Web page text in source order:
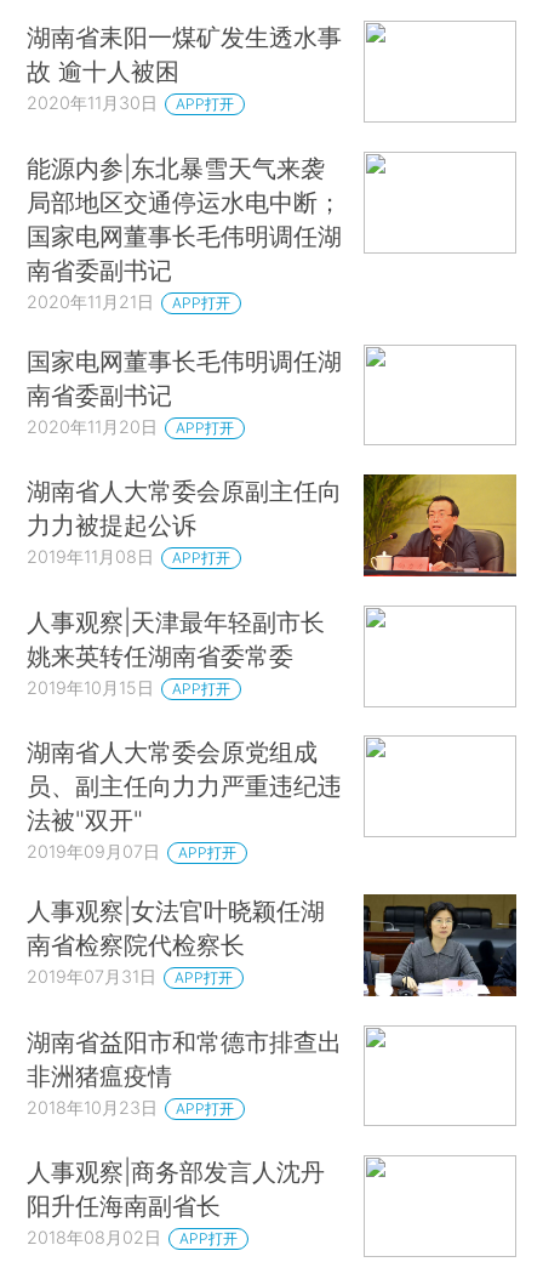
湖南省耒阳一煤矿发生透水事
故 逾十人被困
2020年11月30日 APP打开
能源内参|东北暴雪天气来袭
局部地区交通停运水电中断；
国家电网董事长毛伟明调任湖
南省委副书记
2020年11月21日 APP打开
国家电网董事长毛伟明调任湖
南省委副书记
2020年11月20日 APP打开
湖南省人大常委会原副主任向
力力被提起公诉
2019年11月08日 APP打开
人事观察|天津最年轻副市长
姚来英转任湖南省委常委
2019年10月15日 APP打开
湖南省人大常委会原党组成
员、副主任向力力严重违纪违
法被"双开"
2019年09月07日 APP打开
人事观察|女法官叶晓颖任湖
南省检察院代检察长
2019年07月31日 APP打开
湖南省益阳市和常德市排查出
非洲猪瘟疫情
2018年10月23日 APP打开
人事观察|商务部发言人沈丹
阳升任海南副省长
2018年08月02日 APP打开